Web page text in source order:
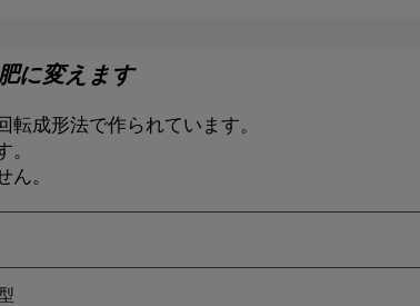
に変えます
成形法で作られています。
。